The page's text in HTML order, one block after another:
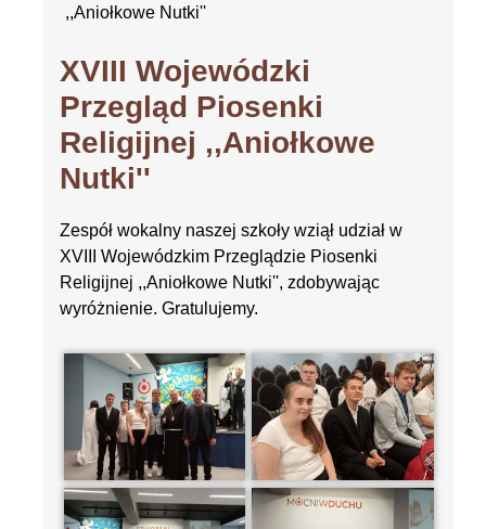
,,Aniołkowe Nutki''
XVIII Wojewódzki
Przegląd Piosenki
Religijnej ,,Aniołkowe
Nutki''
Zespół wokalny naszej szkoły wziął udział w
XVIII Wojewódzkim Przeglądzie Piosenki
Religijnej ,,Aniołkowe Nutki'', zdobywając
wyróżnienie. Gratulujemy.